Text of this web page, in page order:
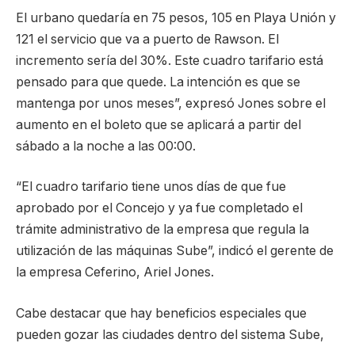
El urbano quedaría en 75 pesos, 105 en Playa Unión y
121 el servicio que va a puerto de Rawson. El
incremento sería del 30%. Este cuadro tarifario está
pensado para que quede. La intención es que se
mantenga por unos meses”, expresó Jones sobre el
aumento en el boleto que se aplicará a partir del
sábado a la noche a las 00:00.
“El cuadro tarifario tiene unos días de que fue
aprobado por el Concejo y ya fue completado el
trámite administrativo de la empresa que regula la
utilización de las máquinas Sube”, indicó el gerente de
la empresa Ceferino, Ariel Jones.
Cabe destacar que hay beneficios especiales que
pueden gozar las ciudades dentro del sistema Sube,